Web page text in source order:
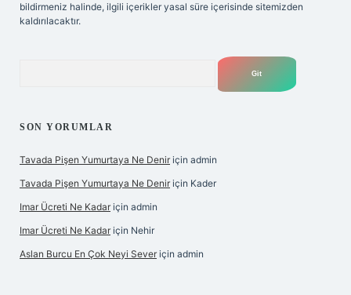
bildirmeniz halinde, ilgili içerikler yasal süre içerisinde sitemizden
kaldırılacaktır.
SON YORUMLAR
Tavada Pişen Yumurtaya Ne Denir için admin
Tavada Pişen Yumurtaya Ne Denir için Kader
Imar Ücreti Ne Kadar için admin
Imar Ücreti Ne Kadar için Nehir
Aslan Burcu En Çok Neyi Sever için admin